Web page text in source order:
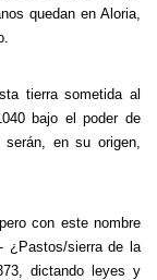
quedan en Aloria,
tierra sometida al
bajo el poder de
en su origen,
con este nombre
¿Pastos/sierra de la
dictando leyes y